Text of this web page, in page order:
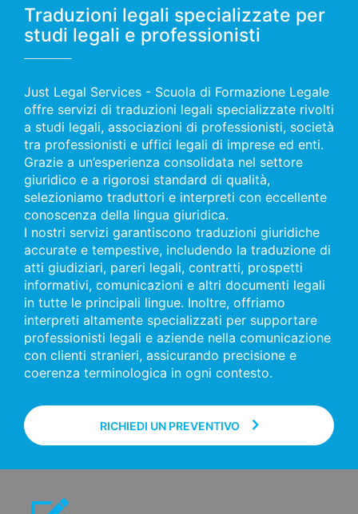
Traduzioni legali specializzate per
studi legali e professionisti
Just Legal Services - Scuola di Formazione Legale
offre servizi di traduzioni legali specializzate rivolti
a studi legali, associazioni di professionisti, società
tra professionisti e uffici legali di imprese ed enti.
Grazie a un’esperienza consolidata nel settore
giuridico e a rigorosi standard di qualità,
selezioniamo traduttori e interpreti con eccellente
conoscenza della lingua giuridica.
I nostri servizi garantiscono traduzioni giuridiche
accurate e tempestive, includendo la traduzione di
atti giudiziari, pareri legali, contratti, prospetti
informativi, comunicazioni e altri documenti legali
in tutte le principali lingue. Inoltre, offriamo
interpreti altamente specializzati per supportare
professionisti legali e aziende nella comunicazione
con clienti stranieri, assicurando precisione e
coerenza terminologica in ogni contesto.
RICHIEDI UN PREVENTIVO